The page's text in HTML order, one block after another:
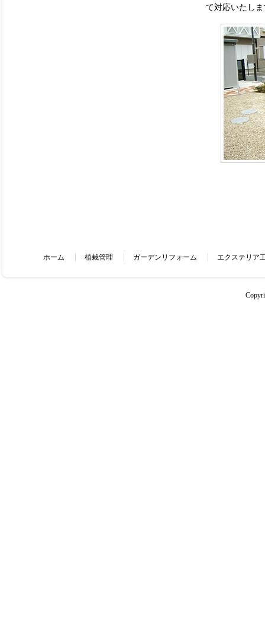
て対応いたし
ホーム 植栽管理 ガーデンリフォーム エクステリア